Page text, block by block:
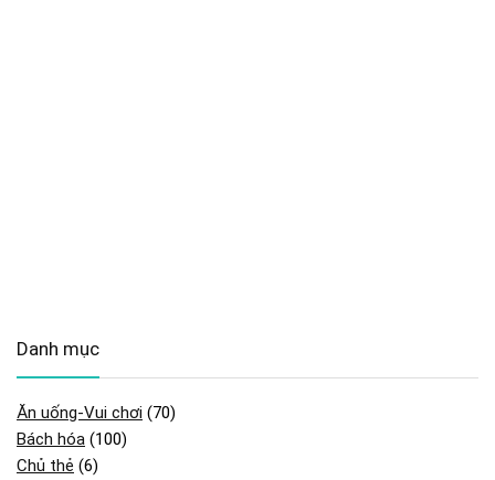
Danh mục
Ăn uống-Vui chơi (70)
Bách hóa (100)
Chủ thẻ (6)